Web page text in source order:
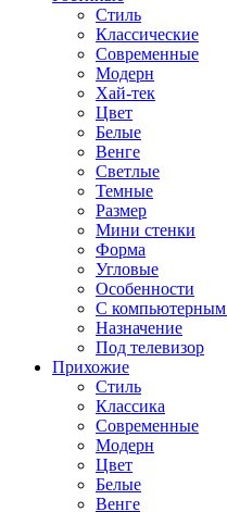
Стиль
Классические
Современные
Модерн
Хай-тек
Цвет
Белые
Венге
Светлые
Темные
Размер
Мини стенки
Форма
Угловые
Особенности
С компьютерным
Назначение
Под телевизор
Прихожие
Стиль
Классика
Современные
Модерн
Цвет
Белые
Венге